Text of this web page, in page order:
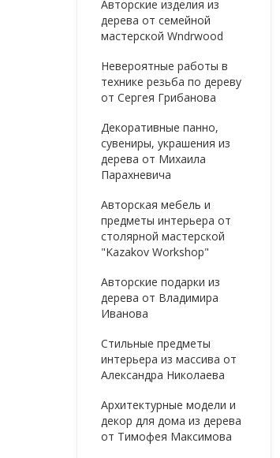
Авторские изделия из
дерева от семейной
мастерской Wndrwood
Невероятные работы в
технике резьба по дереву
от Сергея Грибанова
Декоративные панно,
сувениры, украшения из
дерева от Михаила
Парахневича
Авторская мебель и
предметы интерьера от
столярной мастерской
"Kazakov Workshop"
Авторские подарки из
дерева от Владимира
Иванова
Стильные предметы
интерьера из массива от
Александра Николаева
Архитектурные модели и
декор для дома из дерева
от Тимофея Максимова